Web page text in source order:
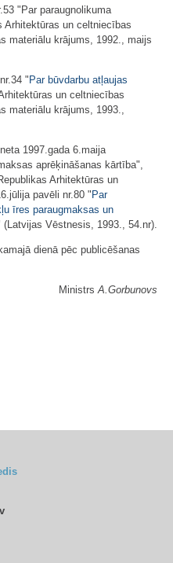
"Par paraugnolikuma
Arhitektūras un celtniecības
materiālu krājums, 1992., maijs
" Par būvdarbu atļaujas
un celtniecības
materiālu krājums, 1993.,
1997.gada 6.maija
aprēķināšanas kārtība",
Arhitektūras un
pavēli nr.80 " Par
īres paraugmaksas un
(Latvijas Vēstnesis, 1993., 54.nr).
dienā pēc publicēšanas
MinistrsA.Gorbunovs